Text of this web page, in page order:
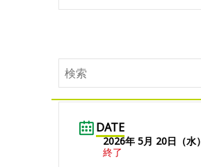
DATE
2026年 5月 20日（水）
終了